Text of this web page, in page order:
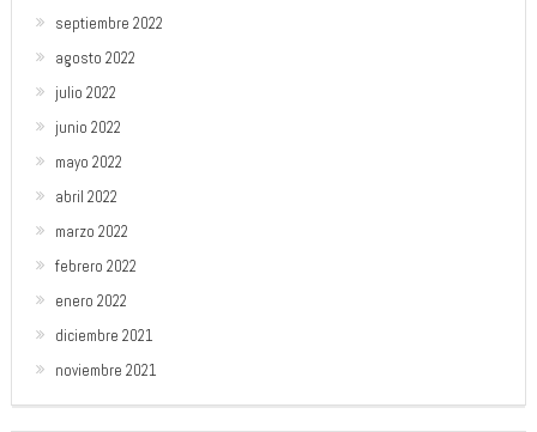
septiembre 2022
agosto 2022
julio 2022
junio 2022
mayo 2022
abril 2022
marzo 2022
febrero 2022
enero 2022
diciembre 2021
noviembre 2021